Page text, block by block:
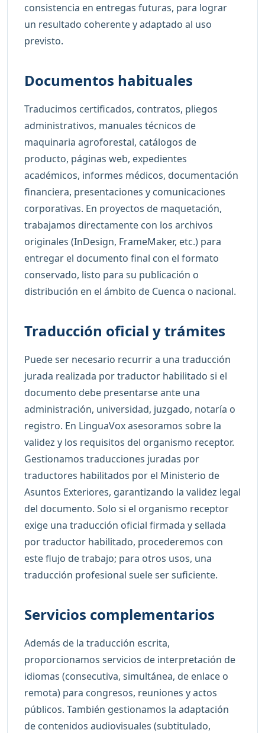
consistencia en entregas futuras, para lograr
un resultado coherente y adaptado al uso
previsto.
Documentos habituales
Traducimos certificados, contratos, pliegos
administrativos, manuales técnicos de
maquinaria agroforestal, catálogos de
producto, páginas web, expedientes
académicos, informes médicos, documentación
financiera, presentaciones y comunicaciones
corporativas. En proyectos de maquetación,
trabajamos directamente con los archivos
originales (InDesign, FrameMaker, etc.) para
entregar el documento final con el formato
conservado, listo para su publicación o
distribución en el ámbito de Cuenca o nacional.
Traducción oficial y trámites
Puede ser necesario recurrir a una traducción
jurada realizada por traductor habilitado si el
documento debe presentarse ante una
administración, universidad, juzgado, notaría o
registro. En LinguaVox asesoramos sobre la
validez y los requisitos del organismo receptor.
Gestionamos traducciones juradas por
traductores habilitados por el Ministerio de
Asuntos Exteriores, garantizando la validez legal
del documento. Solo si el organismo receptor
exige una traducción oficial firmada y sellada
por traductor habilitado, procederemos con
este flujo de trabajo; para otros usos, una
traducción profesional suele ser suficiente.
Servicios complementarios
Además de la traducción escrita,
proporcionamos servicios de interpretación de
idiomas (consecutiva, simultánea, de enlace o
remota) para congresos, reuniones y actos
públicos. También gestionamos la adaptación
de contenidos audiovisuales (subtitulado,